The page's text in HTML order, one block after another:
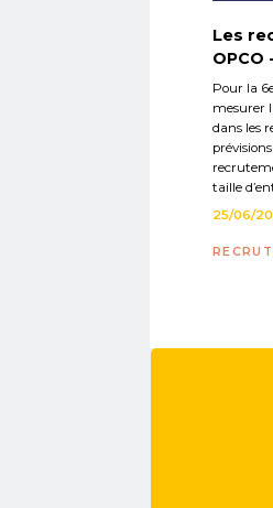
Les
Pour la
mesurer
dans les
taille
25/06/